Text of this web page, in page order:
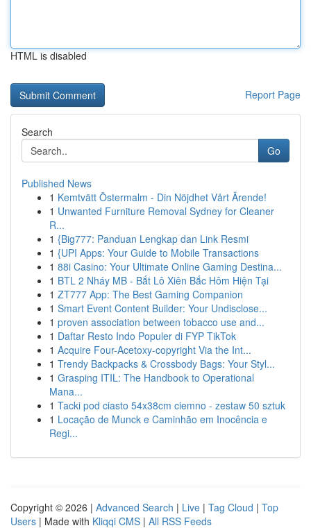
HTML is disabled
Report Page
Search
Go
Published News
1 Kemtvätt Östermalm - Din Nöjdhet Vårt Ärende!
1 Unwanted Furniture Removal Sydney for Cleaner
R...
1 {Big777: Panduan Lengkap dan Link Resmi
1 {UPI Apps: Your Guide to Mobile Transactions
1 88i Casino: Your Ultimate Online Gaming Destina...
1 BTL 2 Nháy MB - Bắt Lô Xiên Bắc Hôm Hiện Tại
1 ZT777 App: The Best Gaming Companion
1 Smart Event Content Builder: Your Undisclose...
1 proven association between tobacco use and...
1 Daftar Resto Indo Populer di FYP TikTok
1 Acquire Four-Acetoxy-copyright Via the Int...
1 Trendy Backpacks & Crossbody Bags: Your Styl...
1 Grasping ITIL: The Handbook to Operational
Mana...
1 Tacki pod ciasto 54x38cm ciemno - zestaw 50 sztuk
1 Locação de Munck e Caminhão em Inocência e
Regi...
Copyright © 2026 | Advanced Search | Live | Tag Cloud | Top
Users | Made with Kliqqi CMS | All RSS Feeds